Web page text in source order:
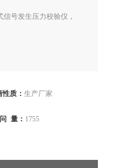
号发生压力校验仪，
性质： 生产厂家
量： 1755